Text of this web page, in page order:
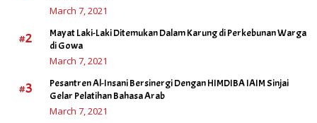
March 7, 2021
#2
Mayat Laki-Laki Ditemukan Dalam Karung di Perkebunan Warga
di Gowa
March 7, 2021
#3
Pesantren Al-Insani Bersinergi Dengan HIMDIBA IAIM Sinjai
Gelar Pelatihan Bahasa Arab
March 7, 2021